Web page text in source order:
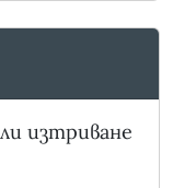
изтриване